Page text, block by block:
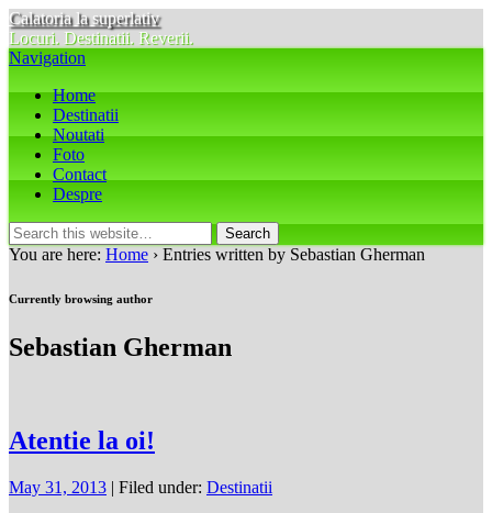
Calatoria la superlativ
Locuri. Destinatii. Reverii.
Navigation
Home
Destinatii
Noutati
Foto
Contact
Despre
You are here: Home › Entries written by Sebastian Gherman
Currently browsing author
Sebastian Gherman
Atentie la oi!
May 31, 2013 | Filed under: Destinatii